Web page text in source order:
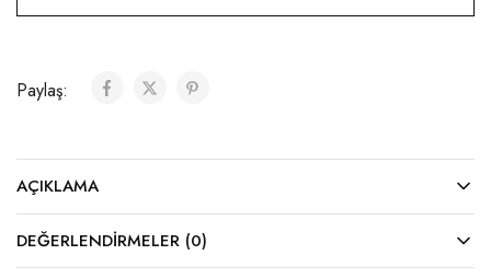
Paylaş:
AÇIKLAMA
DEĞERLENDIRMELER (0)